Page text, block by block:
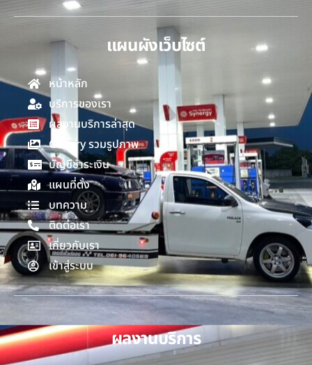
แผนผังเว็บไซต์
หน้าหลัก
บริการของเรา
ผลงานบริการล่าสุด
Gallery รวมรูปภาพ
บัญชีชำระเงิน
แผนที่ตั้ง
บทความ
ติดต่อเรา
เกี่ยวกับเรา
เข้าสู่ระบบ
ผลงานบริการ